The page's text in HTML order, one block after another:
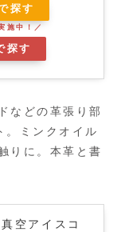
探す
探す
などの革張り部
。ミンクオイル
りに。本革と書
空アイスコ